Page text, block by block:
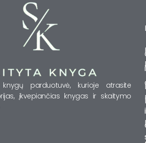
knygų parduotuvė, kurioje atrasite
įkvepiančias knygas ir skaitymo